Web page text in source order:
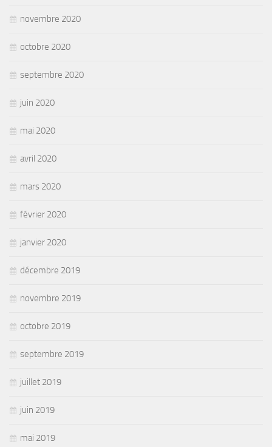
novembre 2020
octobre 2020
septembre 2020
juin 2020
mai 2020
avril 2020
mars 2020
février 2020
janvier 2020
décembre 2019
novembre 2019
octobre 2019
septembre 2019
juillet 2019
juin 2019
mai 2019